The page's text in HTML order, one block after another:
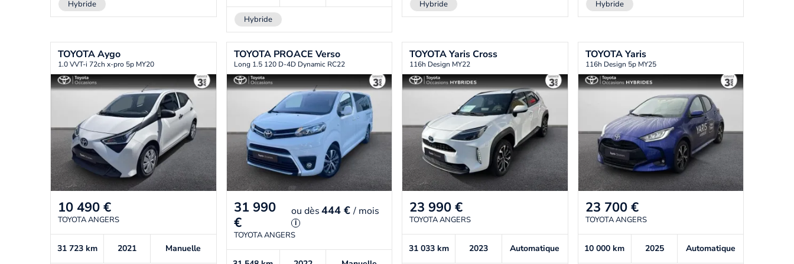
Hybride
Hybride
Hybride Hybride
TOYOTAAygo
1.0 VVT-i 72ch x-pro 5p MY20
10 490 €
TOYOTA ANGERS
31 723 km 2021 Manuelle
TOYOTA PROACE Verso
Long 1.5 120 D-4D Dynamic RC22
31 990
€
ou dès444 €/ mois
i
TOYOTA ANGERS
TOYOTAYaris Cross
116h Design MY22
23 990 €
TOYOTA ANGERS
31 033 km 2023 Automatique
TOYOTAYaris
116h Design 5p MY25
23 700 €
TOYOTA ANGERS
10 000km 2025 Automatique